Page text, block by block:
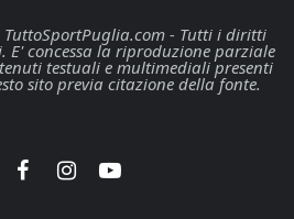
- Tutti i diritti
E' concessa la riproduzione parziale
testuali e multimediali presenti
sito previa citazione della fonte.